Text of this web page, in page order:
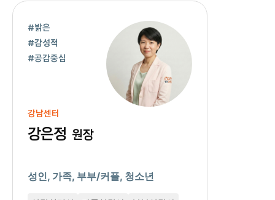
#밝은
#감성적
#공감중심
강남센터
강은정 원장
성인, 가족, 부부/커플, 청소년